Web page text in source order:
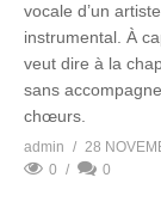
vocale d’un
instrumental. À
veut dire à la
sans
chœurs.
admin
28
0
0